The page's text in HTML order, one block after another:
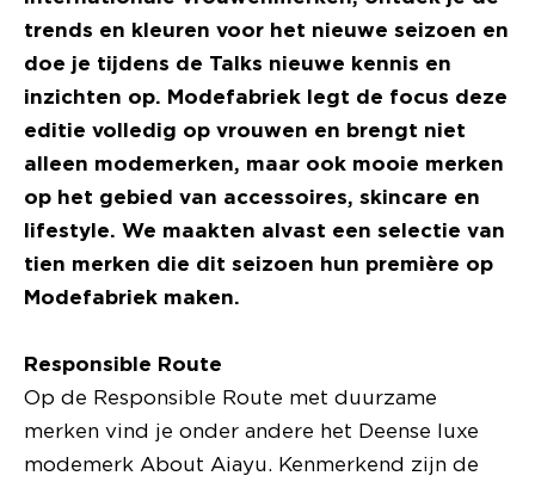
trends en kleuren voor het nieuwe seizoen en
doe je tijdens de Talks nieuwe kennis en
inzichten op. Modefabriek legt de focus deze
editie volledig op vrouwen en brengt niet
alleen modemerken, maar ook mooie merken
op het gebied van accessoires, skincare en
lifestyle. We maakten alvast een selectie van
tien merken die dit seizoen hun première op
Modefabriek maken.
Responsible Route
Op de Responsible Route met duurzame
merken vind je onder andere het Deense luxe
modemerk About Aiayu. Kenmerkend zijn de